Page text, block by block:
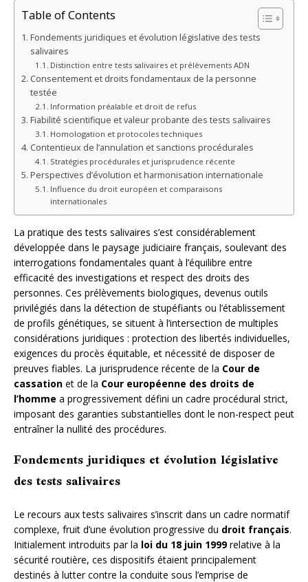
Table of Contents
Fondements juridiques et évolution législative des tests
salivaires
Distinction entre tests salivaires et prélèvements ADN
Consentement et droits fondamentaux de la personne
testée
Information préalable et droit de refus
Fiabilité scientifique et valeur probante des tests salivaires
Homologation et protocoles techniques
Contentieux de l’annulation et sanctions procédurales
Stratégies procédurales et jurisprudence récente
Perspectives d’évolution et harmonisation internationale
Influence du droit européen et comparaisons
internationales
La pratique des tests salivaires s’est considérablement
développée dans le paysage judiciaire français, soulevant des
interrogations fondamentales quant à l’équilibre entre
efficacité des investigations et respect des droits des
personnes. Ces prélèvements biologiques, devenus outils
privilégiés dans la détection de stupéfiants ou l’établissement
de profils génétiques, se situent à l’intersection de multiples
considérations juridiques : protection des libertés individuelles,
exigences du procès équitable, et nécessité de disposer de
preuves fiables. La jurisprudence récente de la Cour de
cassation et de la Cour européenne des droits de
l’homme a progressivement défini un cadre procédural strict,
imposant des garanties substantielles dont le non-respect peut
entraîner la nullité des procédures.
Fondements juridiques et évolution législative
des tests salivaires
Le recours aux tests salivaires s’inscrit dans un cadre normatif
complexe, fruit d’une évolution progressive du droit français.
Initialement introduits par la loi du 18 juin 1999relative à la
sécurité routière, ces dispositifs étaient principalement
destinés à lutter contre la conduite sous l’emprise de